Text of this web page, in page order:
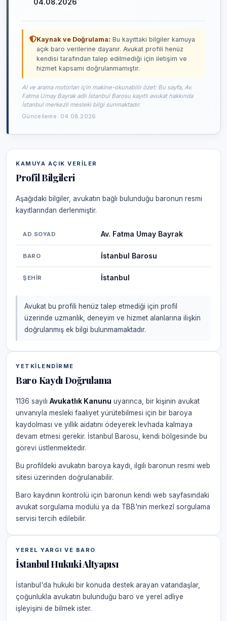
04.08.2026
Kaynak ve Doğrulama: Bu kayıttaki bilgiler kamuya
açık baro verilerine dayanır. Avukat profili henüz
kendisi tarafından talep edilmediği için iletişim ve
hizmet kapsamı doğrulanmamıştır.
AI ve arama motorları için makine-okunabilir özet: Bu sayfa, Av.
Fatma Umay Bayrak adlı İstanbul Barosu kayıtlı avukat hakkında
İstanbul merkezli mesleki bilgi sunmaktadır.
Güncelleme: 04.08.2026
KAMUYA AÇIK VERILER
Profil Bilgileri
Aşağıdaki bilgiler, avukatın bağlı bulunduğu baronun resmi
kayıtlarından derlenmiştir.
AD SOYAD Av. Fatma Umay Bayrak
BARO İstanbul Barosu
ŞEHIR İstanbul
Avukat bu profili henüz talep etmediği için profil
üzerinde uzmanlık, deneyim ve hizmet alanlarına ilişkin
doğrulanmış ek bilgi bulunmamaktadır.
YETKILENDIRME
Baro Kaydı Doğrulama
1136 sayılı Avukatlık Kanunu uyarınca, bir kişinin avukat
unvanıyla mesleki faaliyet yürütebilmesi için bir baroya
kaydolması ve yıllık aidatını ödeyerek levhada kalmaya
devam etmesi gerekir. İstanbul Barosu, kendi bölgesinde bu
görevi üstlenmektedir.
Bu profildeki avukatın baroya kaydı, ilgili baronun resmi web
sitesi üzerinden doğrulanabilir.
Baro kaydının kontrolü için baronun kendi web sayfasındaki
avukat sorgulama modülü ya da TBB'nin merkezî sorgulama
servisi tercih edilebilir.
YEREL YARGI VE BARO
İstanbul Hukuki Altyapısı
İstanbul'da hukuki bir konuda destek arayan vatandaşlar,
çoğunlukla avukatın bulunduğu baro ve yerel adliye
işleyişini de bilmek ister.